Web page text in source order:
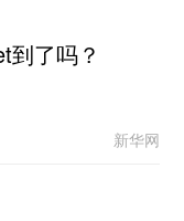
到了吗？
新华网